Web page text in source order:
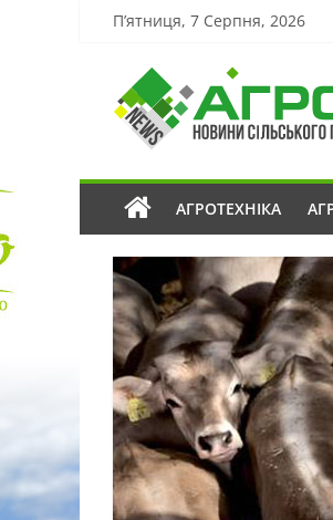
П’ятниця, 7 Серпня, 2026
АГРОТЕХНІКА